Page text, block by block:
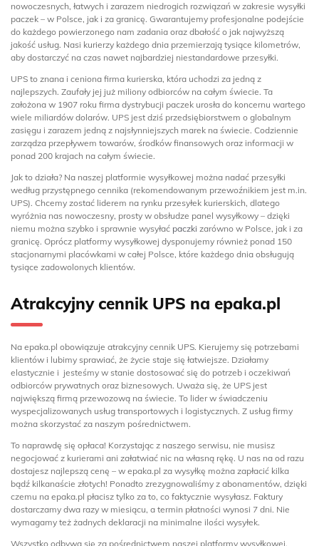
nowoczesnych, łatwych i zarazem niedrogich rozwiązań w zakresie wysyłki
paczek – w Polsce, jak i za granicę. Gwarantujemy profesjonalne podejście
do każdego powierzonego nam zadania oraz dbałość o jak najwyższą
jakość usług. Nasi kurierzy każdego dnia przemierzają tysiące kilometrów,
aby dostarczyć na czas nawet najbardziej niestandardowe przesyłki.
UPS to znana i ceniona firma kurierska, która uchodzi za jedną z
najlepszych. Zaufały jej już miliony odbiorców na całym świecie. Ta
założona w 1907 roku firma dystrybucji paczek urosła do koncernu wartego
wiele miliardów dolarów. UPS jest dziś przedsiębiorstwem o globalnym
zasięgu i zarazem jedną z najsłynniejszych marek na świecie. Codziennie
zarządza przepływem towarów, środków finansowych oraz informacji w
ponad 200 krajach na całym świecie.
Jak to działa? Na naszej platformie wysyłkowej można nadać przesyłki
według przystępnego cennika (rekomendowanym przewoźnikiem jest m.in.
UPS). Chcemy zostać liderem na rynku przesyłek kurierskich, dlatego
wyróżnia nas nowoczesny, prosty w obsłudze panel wysyłkowy – dzięki
niemu można szybko i sprawnie wysyłać paczki zarówno w Polsce, jak i za
granicę. Oprócz platformy wysyłkowej dysponujemy również ponad 150
stacjonarnymi placówkami w całej Polsce, które każdego dnia obsługują
tysiące zadowolonych klientów.
Atrakcyjny cennik UPS na epaka.pl
Na epaka.pl obowiązuje atrakcyjny cennik UPS. Kierujemy się potrzebami
klientów i lubimy sprawiać, że życie staje się łatwiejsze. Działamy
elastycznie i jesteśmy w stanie dostosować się do potrzeb i oczekiwań
odbiorców prywatnych oraz biznesowych. Uważa się, że UPS jest
największą firmą przewozową na świecie. To lider w świadczeniu
wyspecjalizowanych usług transportowych i logistycznych. Z usług firmy
można skorzystać za naszym pośrednictwem.
To naprawdę się opłaca! Korzystając z naszego serwisu, nie musisz
negocjować z kurierami ani załatwiać nic na własną rękę. U nas na od razu
dostajesz najlepszą cenę – w epaka.pl za wysyłkę można zapłacić kilka
bądź kilkanaście złotych! Ponadto zrezygnowaliśmy z abonamentów, dzięki
czemu na epaka.pl płacisz tylko za to, co faktycznie wysyłasz. Faktury
dostarczamy dwa razy w miesiącu, a termin płatności wynosi 7 dni. Nie
wymagamy też żadnych deklaracji na minimalne ilości wysyłek.
Wszystko odbywa się za pośrednictwem naszej platformy wysyłkowej,